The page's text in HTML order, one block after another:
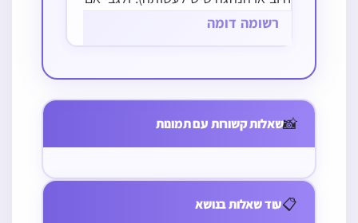
אמר פסוד"ז לפני התפילה אם מחוייב
רשומה דומה
📸שאלות קשורות עם תמונות
אמר ‘ברוך אתה
ה’ חונן הדעת’
מטה לימין
📋עוד שאלות בנושא